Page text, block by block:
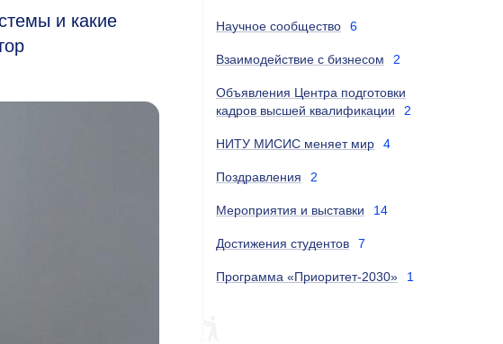
и какие
Научное сообщество 6
Взаимодействие с бизнесом 2
Объявления Центра подготовки
кадров высшей квалификации
2
НИТУ МИСИС меняет мир 4
Поздравления 2
Мероприятия и выставки 14
Достижения студентов 7
Программа «Приоритет-2030» 1